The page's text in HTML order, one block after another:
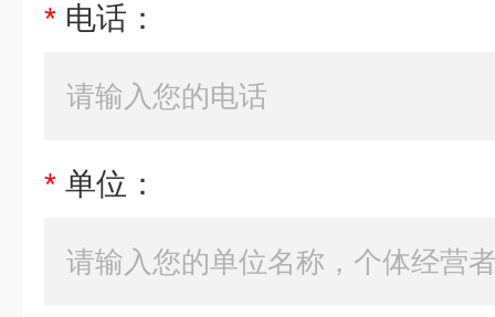
* 电话：
* 单位：